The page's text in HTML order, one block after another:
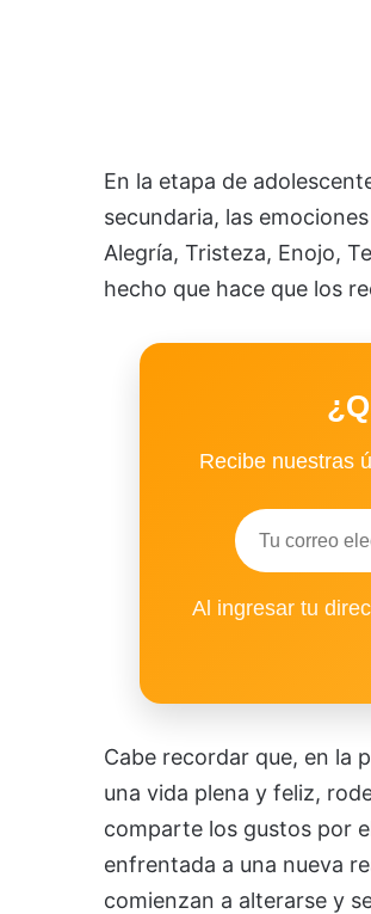
En la etapa de
secundaria, las
Alegría, Tristeza, Enojo,
hecho que hace que los
Recibe nuestras
Al ingresar tu
Cabe recordar que, en la
una vida plena y feliz,
comparte los gustos por
enfrentada a una nueva
comienzan a alterarse y